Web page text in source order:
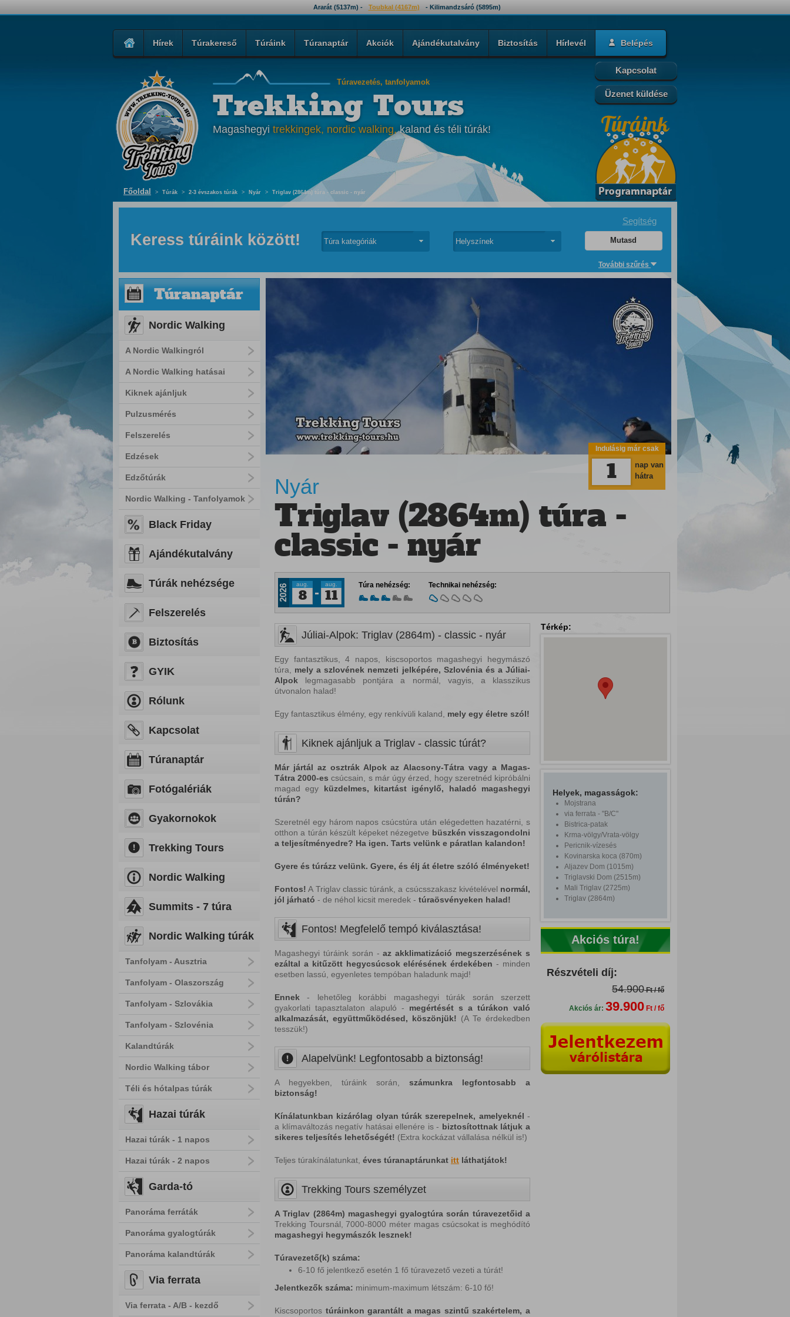
Ararát (5137m) - Toubkal (4167m) - Kilimandzsáró (5895m)
Hírek Túrakereső Túráink Túranaptár Akciók Ajándékutalvány Biztosítás Hírlevél Belépés
Túravezetés, tanfolyamok
Trekking Tours
Magashegyi trekkingek, nordic walking,kaland és téli túrák!
Kapcsolat
Üzenet küldése
Főoldal > Túrák > 2-3 évszakos túrák > Nyár > Triglav (2864m) túra - classic - nyár
Keress túráink között!
Segítség
Mutasd
További szűrés
Túranaptár
Nordic Walking
A Nordic Walkingról
A Nordic Walking hatásai
Kiknek ajánljuk
Pulzusmérés
Felszerelés
Edzések
Edzőtúrák
Nordic Walking - Tanfolyamok
Black Friday
Ajándékutalvány
Túrák nehézsége
Felszerelés
Biztosítás
GYIK
Rólunk
Kapcsolat
Túranaptár
Fotógalériák
Gyakornokok
Trekking Tours
Nordic Walking
Summits - 7 túra
Nordic Walking túrák
Tanfolyam - Ausztria
Tanfolyam - Olaszország
Tanfolyam - Szlovákia
Tanfolyam - Szlovénia
Kalandtúrák
Nordic Walking tábor
Téli és hótalpas túrák
Hazai túrák
Hazai túrák - 1 napos
Hazai túrák - 2 napos
Garda-tó
Panoráma ferráták
Panoráma gyalogtúrák
Panoráma kalandtúrák
Via ferrata
Via ferrata - A/B - kezdő
Indulásig már csak
1
nap van
hátra
Nyár
Triglav (2864m) túra -
classic - nyár
2026 aug.
8
aug.
11
Túra nehézség: Technikai nehézség:
Júliai-Alpok: Triglav (2864m) - classic - nyár
Egy fantasztikus, 4 napos, kiscsoportos magashegyi hegymászó
túra, mely a szlovének nemzeti jelképére, Szlovénia és a Júliai-
Alpok legmagasabb pontjára a normál, vagyis, a klasszikus
útvonalon halad!
Egy fantasztikus élmény, egy renkívüli kaland, mely egy életre szól!
Kiknek ajánljuk a Triglav - classic túrát?
Már jártál az osztrák Alpok az Alacsony-Tátra vagy a Magas-
Tátra 2000-es csúcsain, s már úgy érzed, hogy szeretnéd kipróbálni
magad egy küzdelmes, kitartást igénylő, haladó magashegyi
túrán?
Szeretnél egy három napos csúcstúra után elégedetten hazatérni, s
otthon a túrán készült képeket nézegetve büszkén visszagondolni
a teljesítményedre? Ha igen. Tarts velünk e páratlan kalandon!
Gyere és túrázz velünk. Gyere, és élj át életre szóló élményeket!
Fontos! A Triglav classic túránk, a csúcsszakasz kivételével normál,
jól járható - de néhol kicsit meredek - túraösvényeken halad!
Fontos! Megfelelő tempó kiválasztása!
Magashegyi túráink során -az akklimatizáció megszerzésének s
ezáltal a kitűzött hegycsúcsok elérésének érdekében - minden
esetben lassú, egyenletes tempóban haladunk majd!
Ennek - lehetőleg korábbi magashegyi túrák során szerzett
gyakorlati tapasztalaton alapuló - megértését s a túrákon való
alkalmazását, együttműködésed, köszönjük! (A Te érdekedben
tesszük!)
Alapelvünk! Legfontosabb a biztonság!
A hegyekben, túráink során,
számunkra legfontosabb a
biztonság!
Kínálatunkban kizárólag olyan túrák szerepelnek, amelyeknél -
a klímaváltozás negatív hatásai ellenére is - biztosítottnak látjuk a
sikeres teljesítés lehetőségét! (Extra kockázat vállalása nélkül is!)
Teljes túrakínálatunkat, éves túranaptárunkat itt láthatjátok!
Trekking Tours személyzet
A Triglav (2864m) magashegyi gyalogtúra során túravezetőid a
Trekking Toursnál, 7000-8000 méter magas csúcsokat is meghódító
magashegyi hegymászók lesznek!
Túravezető(k) száma:
6-10 fő jelentkező esetén 1 fő túravezető vezeti a túrát!
Jelentkezők száma: minimum-maximum létszám: 6-10 fő!
Kiscsoportos túráinkon garantált a magas szintű szakértelem, a
Térkép:
Helyek, magasságok:
Mojstrana
via ferrata - "B/C"
Bistrica-patak
Krma-völgy/Vrata-völgy
Pericnik-vízesés
Kovinarska koca (870m)
Aljazev Dom (1015m)
Triglavski Dom (2515m)
Mali Triglav (2725m)
Triglav (2864m)
Akciós túra!
Részvételi díj:
54.900Ft / fő
Akciós ár: 39.900 Ft / fő